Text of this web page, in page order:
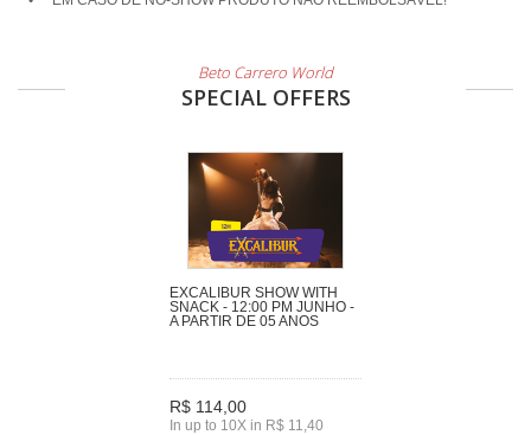
Beto Carrero World
SPECIAL OFFERS
EXCALIBUR SHOW WITH
SNACK - 12:00 PM JUNHO -
A PARTIR DE 05 ANOS
R$ 114,00
In up to 10X in R$ 11,40